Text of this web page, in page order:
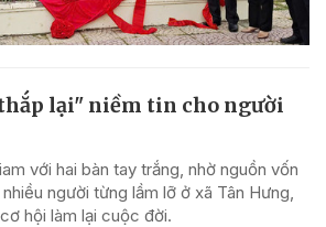
lại" niềm tin cho người
với hai bàn tay trắng, nhờ nguồn vốn
người từng lầm lỡ ở xã Tân Hưng,
hội làm lại cuộc đời.